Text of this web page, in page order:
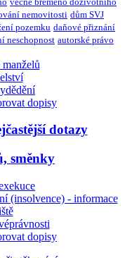
nemovitosti dům SVJ
pozemku daňové přiznání
neschopnost autorské právo